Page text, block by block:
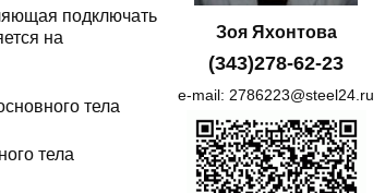
подключать
на
тела
тела
Зоя Яхонтова
(343)278-62-23
e-mail: 2786223@steel24.ru